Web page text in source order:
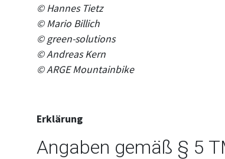
©Hannes Tietz
©Mario Billich
©green-solutions
© Andreas Kern
© ARGE Mountainbike
Erklärung
Angaben gemäß § 5